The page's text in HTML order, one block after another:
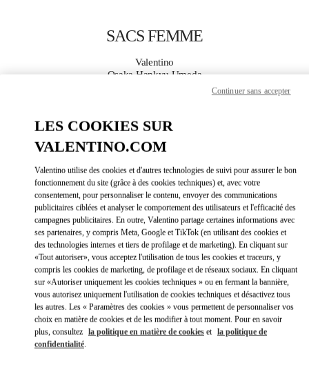
SACS FEMME
Valentino
Osaka Hankyu Umeda
PLUS DE DÉTAILS
OBTENIR DES DIRECTIONSLINK
Link Opens in New Tab
LES COOKIES SUR
VALENTINO.COM
Valentino utilise des cookies et d'autres technologies de suivi pour assurer le bon
fonctionnement du site (grâce à des cookies techniques) et, avec votre
consentement, pour personnaliser le contenu, envoyer des communications
publicitaires ciblées et analyser le comportement des utilisateurs et l'efficacité des
campagnes publicitaires. En outre, Valentino partage certaines informations avec
ses partenaires, y compris Meta, Google et TikTok (en utilisant des cookies et
des technologies internes et tiers de profilage et de marketing). En cliquant sur
«Tout autoriser», vous acceptez l'utilisation de tous les cookies et traceurs, y
compris les cookies de marketing, de profilage et de réseaux sociaux. En cliquant
sur «Autoriser uniquement les cookies techniques » ou en fermant la bannière,
vous autorisez uniquement l'utilisation de cookies techniques et désactivez tous
les autres. Les « Paramètres des cookies » vous permettent de personnaliser vos
choix en matière de cookies et de les modifier à tout moment. Pour en savoir
plus, consultez la politique en matière de cookies et la politique de
confidentialité.
Continuer sans accepter